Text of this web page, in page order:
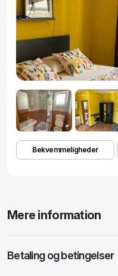
Bekvemmeligheder
Mere information
Betaling og betingelser